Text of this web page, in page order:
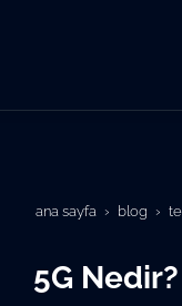
ana sayfa blog
5G